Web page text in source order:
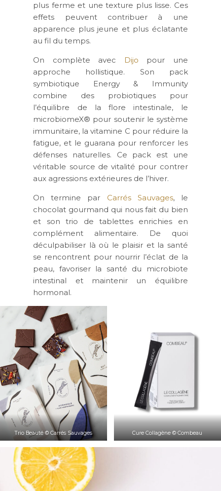
plus ferme et une texture plus lisse. Ces
effets peuvent contribuer à une
apparence plus jeune et plus éclatante
au fil du temps.
On complète avec Dijo pour une
approche hollistique. Son pack
symbiotique Energy & Immunity
combine des probiotiques pour
l’équilibre de la flore intestinale, le
microbiomeX® pour soutenir le système
immunitaire, la vitamine C pour réduire la
fatigue, et le guarana pour renforcer les
défenses naturelles. Ce pack est une
véritable source de vitalité pour contrer
aux agressions extérieures de l’hiver.
On termine par Carrés Sauvages, le
chocolat gourmand qui nous fait du bien
et son trio de tablettes enrichies en
complément alimentaire. De quoi
déculpabiliser là où le plaisir et la santé
se rencontrent pour nourrir l’éclat de la
peau, favoriser la santé du microbiote
intestinal et maintenir un équilibre
hormonal.
Trio Beauté © Carrés Sauvages Cure Collagène © Combeau